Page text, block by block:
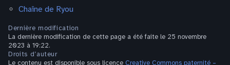
Chaîne de Ryou
Dernière modification
La dernière modification de cette page a été faite le 25 novembre
2023 à 19:22.
Droits d’auteur
Le contenu est disponible sous licence Creative Commons paternité –